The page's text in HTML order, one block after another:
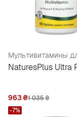
NaturesPlus Ultra
963₴1 035₴
-7%